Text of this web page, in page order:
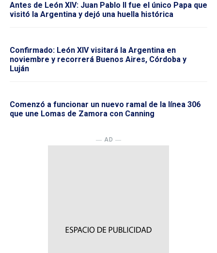
Antes de León XIV: Juan Pablo II fue el único Papa que
visitó la Argentina y dejó una huella histórica
Confirmado: León XIV visitará la Argentina en
noviembre y recorrerá Buenos Aires, Córdoba y
Luján
Comenzó a funcionar un nuevo ramal de la línea 306
que une Lomas de Zamora con Canning
― AD ―